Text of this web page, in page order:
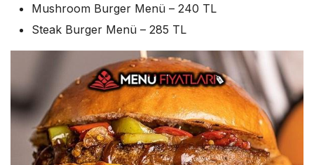
Mushroom Burger Menü – 240 TL
Steak Burger Menü – 285 TL